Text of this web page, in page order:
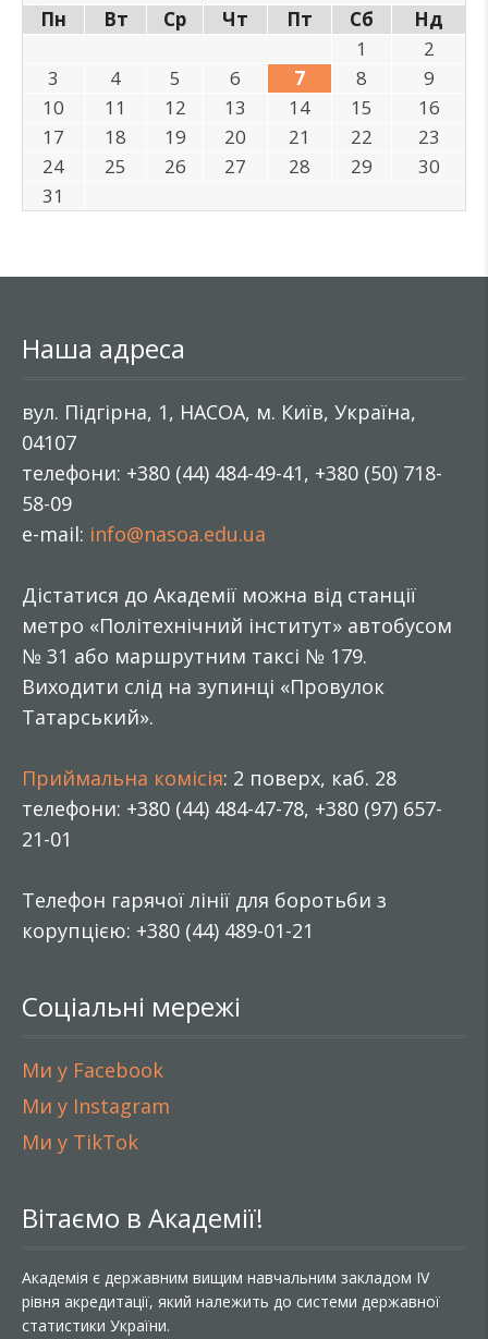
Пн
Вт Ср Чт Пт Сб
Нд
1
2
3
4 5 6 7 8
9
10
11 12 13 14 15
16
17
18 19 20 21 22
23
24
25 26 27 28 29
30
31
Наша адреса
вул. Підгірна, 1, НАСОА, м. Київ, Україна,
04107
телефони: +380 (44) 484-49-41, +380 (50) 718-
58-09
e-mail: info@nasoa.edu.ua
Дістатися до Академії можна від станції
метро «Політехнічний інститут» автобусом
№ 31 або маршрутним таксі № 179.
Виходити слід на зупинці «Провулок
Татарський».
Приймальна комісія: 2 поверх, каб. 28
телефони: +380 (44) 484-47-78, +380 (97) 657-
21-01
Телефон гарячої лінії для боротьби з
корупцією: +380 (44) 489-01-21
Соціальні мережі
Ми у Facebook
Ми у Instagram
Ми у TikTok
Вітаємо в Академії!
Академія є державним вищим навчальним закладом IV
рівня акредитації, який належить до системи державної
статистики України.